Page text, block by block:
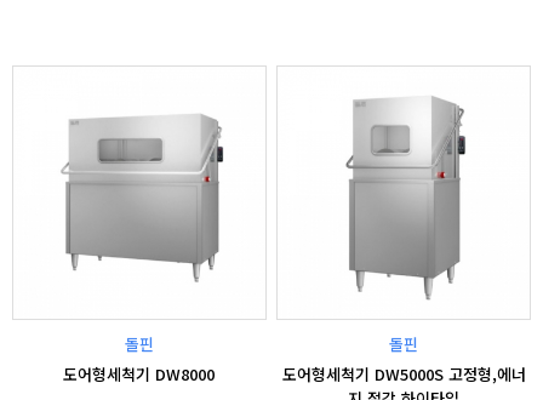
돌핀
도어형세척기 DW8000
돌핀
도어형세척기 DW5000S 고정형,에너